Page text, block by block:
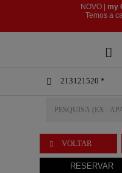

 213121520 *
NOVO | my
​​​​​​​Temos a
 VOLTAR
RESERVAR